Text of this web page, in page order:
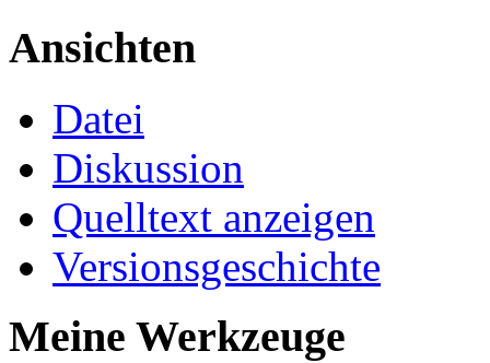
Ansichten
Datei
Diskussion
Quelltext anzeigen
Versionsgeschichte
Meine Werkzeuge